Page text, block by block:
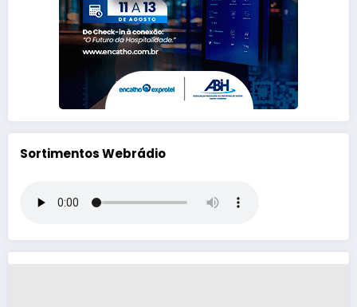
Sortimentos Webrádio